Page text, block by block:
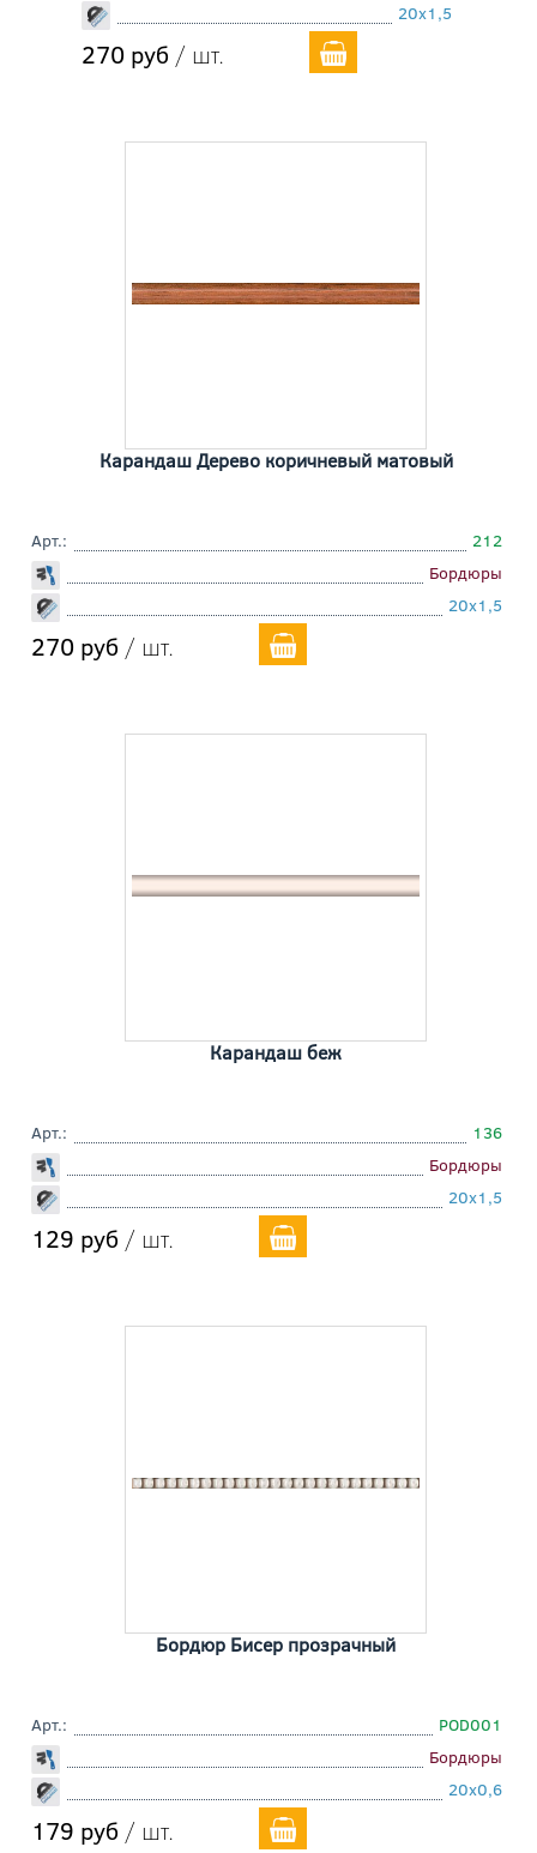
20x1,5
270 руб / шт.
Карандаш Дерево коричневый матовый
Арт.:
212
Бордюры
20x1,5
270 руб / шт.
Карандаш беж
Арт.:
136
Бордюры
20x1,5
129 руб / шт.
Бордюр Бисер прозрачный
Арт.:
POD001
Бордюры
20x0,6
179 руб / шт.